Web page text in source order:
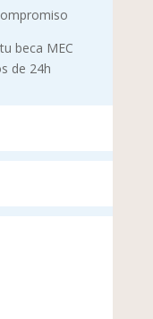
beca MEC
de 24h